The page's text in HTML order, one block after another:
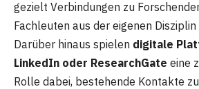
gezielt Verbindungen zu
Fachleuten aus der eigenen
Darüber hinaus spielen digitale
LinkedIn oder ResearchGate eine
Rolle dabei, bestehende Kontakte